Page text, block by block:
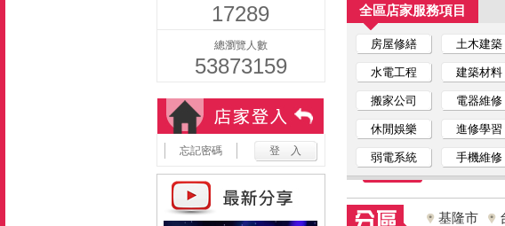
17289
總瀏覽人數
53873159
忘記密碼
全區店家服務項目
房屋修繕 土木建築
水電工程 建築材料
搬家公司 電器維修
休閒娛樂 進修學習
弱電系統 手機維修
基隆市